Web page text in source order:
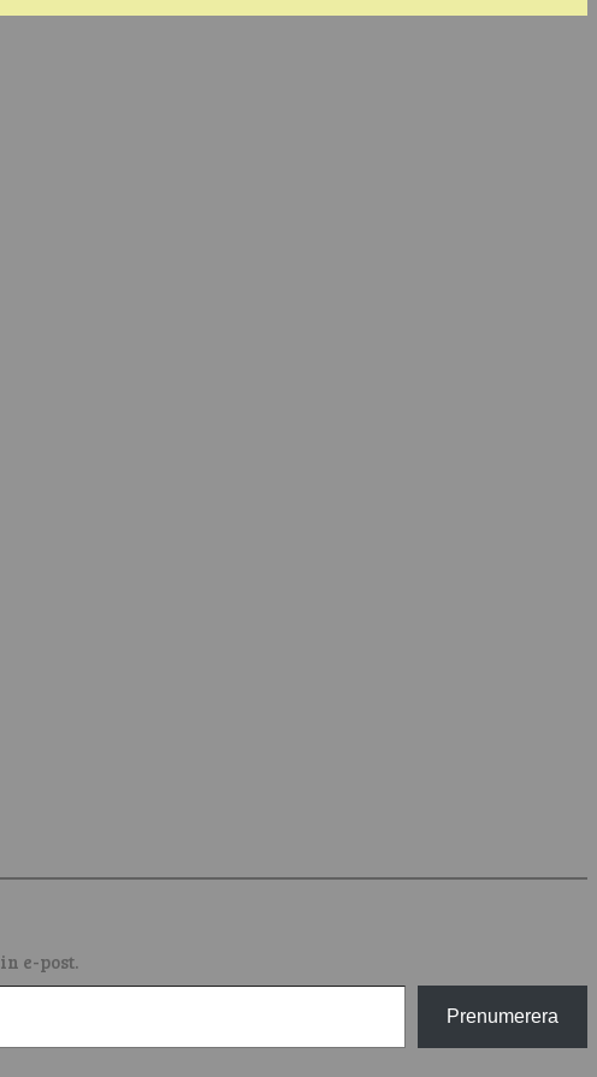
e-post.
Prenumerera